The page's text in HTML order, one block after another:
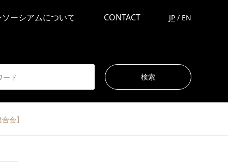
ーシアムについて CONTACT JP / EN
会】